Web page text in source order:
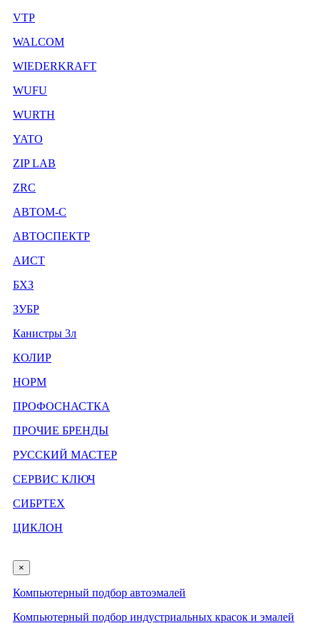
VTP
WALCOM
WIEDERKRAFT
WUFU
WURTH
YATO
ZIP LAB
ZRC
АВТОМ-С
АВТОСПЕКТР
АИСТ
БХЗ
ЗУБР
Канистры 3л
КОЛИР
НОРМ
ПРОФОСНАСТКА
ПРОЧИЕ БРЕНДЫ
РУССКИЙ МАСТЕР
СЕРВИС КЛЮЧ
СИБРТЕХ
ЦИКЛОН
×
Компьютерный подбор автоэмалей
Компьютерный подбор индустриальных красок и эмалей